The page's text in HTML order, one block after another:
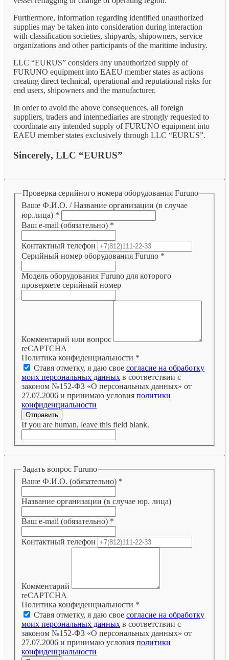
Furthermore, information regarding identified unauthorized
supplies may be taken into consideration during interaction
with classification societies, shipyards, shipowners, service
organizations and other participants of the maritime industry.
LLC “EURUS” considers any unauthorized supply of
FURUNO equipment into EAEU member states as actions
creating direct technical, operational and reputational risks for
end users, shipowners and the manufacturer.
In order to avoid the above consequences, all foreign
suppliers, traders and intermediaries are strongly requested to
coordinate any intended supply of FURUNO equipment into
EAEU member states exclusively through LLC “EURUS”.
Sincerely, LLC “EURUS”
Проверка серийного номера оборудования Furuno
Ваше Ф.И.О. / Название организации (в случае
юр.лица) *
Ваш e-mail (обязательно) *
Контактный телефон
Серийный номер оборудования Furuno *
Модель оборудования Furuno для которого
проверяете серийный номер
Комментарий или вопрос
reCAPTCHA
Политика конфиденциальности *
Ставя отметку, я даю свое согласие на обработку
моих персональных данных в соответствии с
законом №152-ФЗ «О персональных данных» от
27.07.2006 и принимаю условия политики
конфиденциальности
Отправить
If you are human, leave this field blank.
Задать вопрос Furuno
Ваше Ф.И.О. (обязательно) *
Название организации (в случае юр. лица)
Ваш e-mail (обязательно) *
Контактный телефон
Комментарий
reCAPTCHA
Политика конфиденциальности *
Ставя отметку, я даю свое согласие на обработку
моих персональных данных в соответствии с
законом №152-ФЗ «О персональных данных» от
27.07.2006 и принимаю условия политики
конфиденциальности